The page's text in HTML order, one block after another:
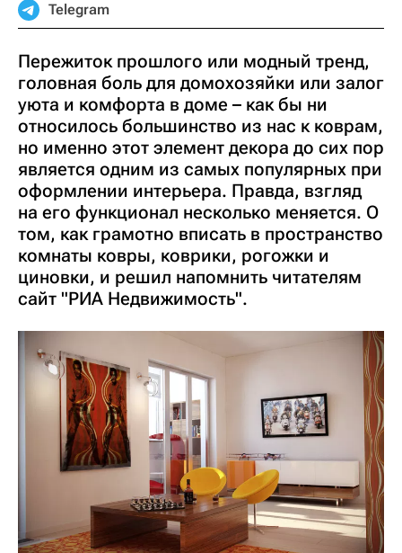
Telegram
Пережиток прошлого или модный тренд,
головная боль для домохозяйки или залог
уюта и комфорта в доме – как бы ни
относилось большинство из нас к коврам,
но именно этот элемент декора до сих пор
является одним из самых популярных при
оформлении интерьера. Правда, взгляд
на его функционал несколько меняется. О
том, как грамотно вписать в пространство
комнаты ковры, коврики, рогожки и
циновки, и решил напомнить читателям
сайт "РИА Недвижимость".